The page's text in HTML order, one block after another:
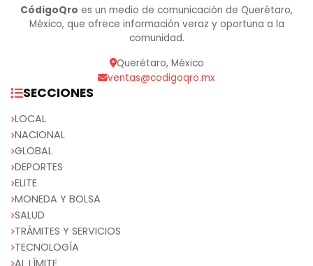
CódigoQro es un medio de comunicación de Querétaro,
México, que ofrece información veraz y oportuna a la
comunidad.
Querétaro, México
ventas@codigoqro.mx
SECCIONES
LOCAL
NACIONAL
GLOBAL
DEPORTES
ELITE
MONEDA Y BOLSA
SALUD
TRÁMITES Y SERVICIOS
TECNOLOGÍA